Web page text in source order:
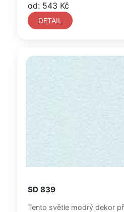
od: 543 Kč
DETAIL
SD 839
Tento světle modrý dekor